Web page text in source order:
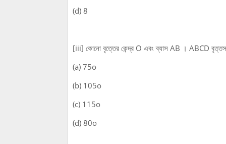
(d) 8
[iii] কোনো বৃত্তের কেন্দ্র O এবং ব্যাস AB । ABCD
(a) 75o
(b) 105o
(c) 115o
(d) 80o